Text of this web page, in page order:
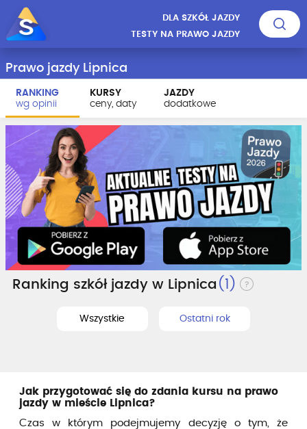
DLA SZKÓŁ JAZDY
TESTY NA PRAWO JAZDY
Prawo jazdy Lipnica
RANKING
wg opinii
KURSY
ceny, daty
JAZDY
dodatkowe
Ranking szkół jazdy w Lipnica (1)
Wszystkie Ostatni rok
Jak przygotować się do zdania kursu na prawo
jazdy w mieście Lipnica?
Czas w którym podejmujemy decyzję o tym, że